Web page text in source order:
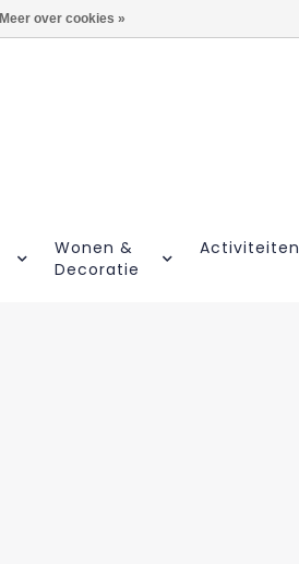
Wonen &
Decoratie
Activiteiten
Meer over cookies »